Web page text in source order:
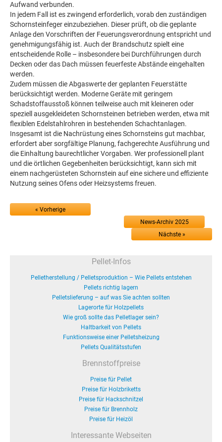
Aufwand verbunden.
In jedem Fall ist es zwingend erforderlich, vorab den zuständigen
Schornsteinfeger einzubeziehen. Dieser prüft, ob die geplante
Anlage den Vorschriften der Feuerungsverordnung entspricht und
genehmigungsfähig ist. Auch der Brandschutz spielt eine
entscheidende Rolle – insbesondere bei Durchführungen durch
Decken oder das Dach müssen feuerfeste Abstände eingehalten
werden.
Zudem müssen die Abgaswerte der geplanten Feuerstätte
berücksichtigt werden. Moderne Geräte mit geringem
Schadstoffausstoß können teilweise auch mit kleineren oder
speziell ausgekleideten Schornsteinen betrieben werden, etwa mit
flexiblen Edelstahlrohren in bestehenden Schachtanlagen.
Insgesamt ist die Nachrüstung eines Schornsteins gut machbar,
erfordert aber sorgfältige Planung, fachgerechte Ausführung und
die Einhaltung baurechtlicher Vorgaben. Wer professionell plant
und die örtlichen Gegebenheiten berücksichtigt, kann sich mit
einem nachgerüsteten Schornstein auf eine sichere und effiziente
Nutzung seines Ofens oder Heizsystems freuen.
« Vorherige
News-Archiv 2025
Nächste »
Pellet-Infos
Pelletherstellung / Pelletsproduktion – Wie Pellets entstehen
Pellets richtig lagern
Pelletslieferung – auf was Sie achten sollten
Lagerorte für Holzpellets
Wie groß sollte das Pelletlager sein?
Haltbarkeit von Pellets
Funktionsweise einer Pelletsheizung
Pellets Qualitätsstufen
Brennstoffpreise
Preise für Pellet
Preise für Holzbriketts
Preise für Hackschnitzel
Preise für Brennholz
Preise für Heizöl
Interessante Webseiten